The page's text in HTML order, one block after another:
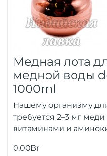
Медная лота
медной воды
1000ml
Нашему организму
требуется 2–3 мг меди
витаминами и
0.00Br